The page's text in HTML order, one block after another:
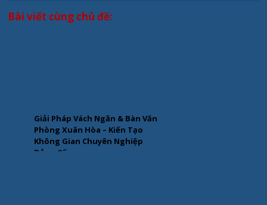
Bài viết cùng chủ đề:
Giải Pháp Vách Ngăn & Bàn Văn
Phòng Xuân Hòa – Kiến Tạo
Không Gian Chuyên Nghiệp
Đẳng Cấp